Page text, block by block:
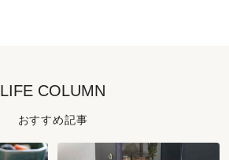
LIFE COLUMN
おすすめ記事